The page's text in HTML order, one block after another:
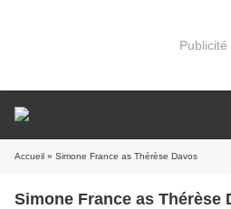
Publicité
Accueil » Simone France as Thérèse Davos
Simone France as Thérèse